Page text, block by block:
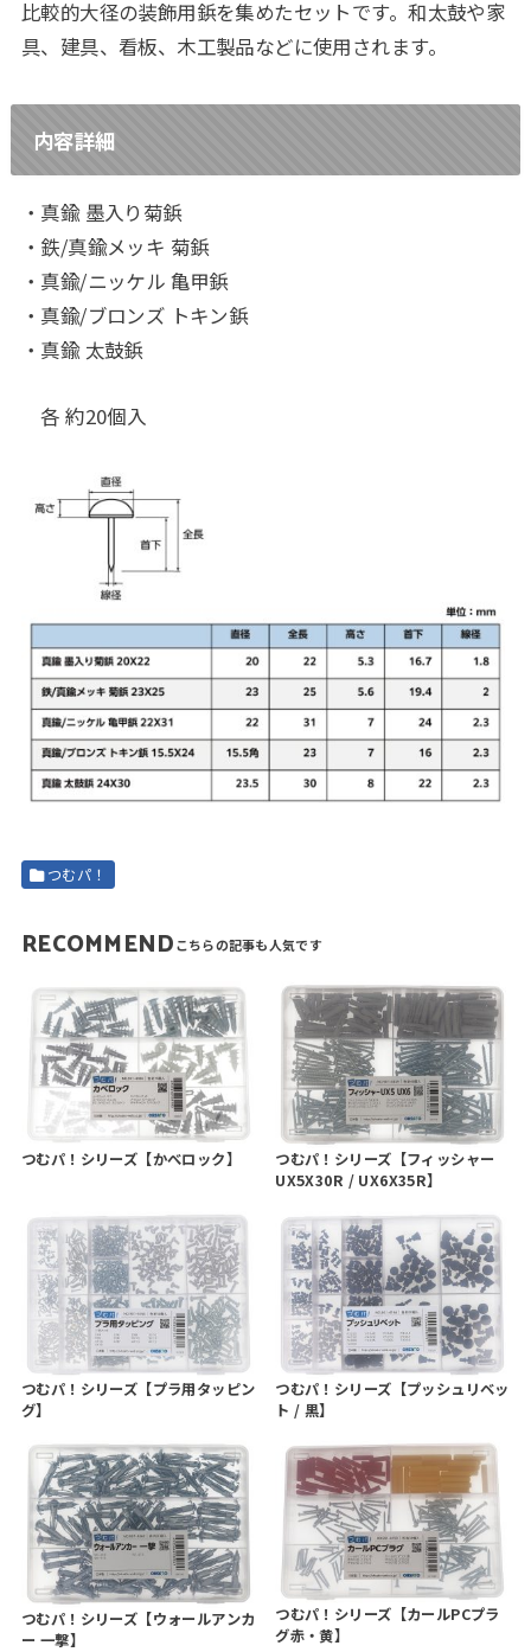
比較的大径の装飾用鋲を集めたセットです。和太鼓や家
具、建具、看板、木工製品などに使用されます。
内容詳細
・真鍮 墨入り菊鋲
・鉄/真鍮メッキ 菊鋲
・真鍮/ニッケル 亀甲鋲
・真鍮/ブロンズ トキン鋲
・真鍮 太鼓鋲
各 約20個入
つむパ！
RECOMMEND
つむパ！シリーズ【かべロック】
つむパ！シリーズ【フィッシャー
UX5X30R / UX6X35R】
つむパ！シリーズ【プラ用タッピン
グ】
つむパ！シリーズ【プッシュリベッ
ト / 黒】
つむパ！シリーズ【ウォールアンカ
ー 一撃】
つむパ！シリーズ【カールPCプラ
グ赤・黄】